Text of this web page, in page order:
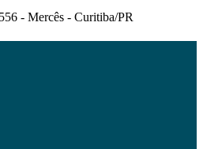
- Mercês - Curitiba/PR